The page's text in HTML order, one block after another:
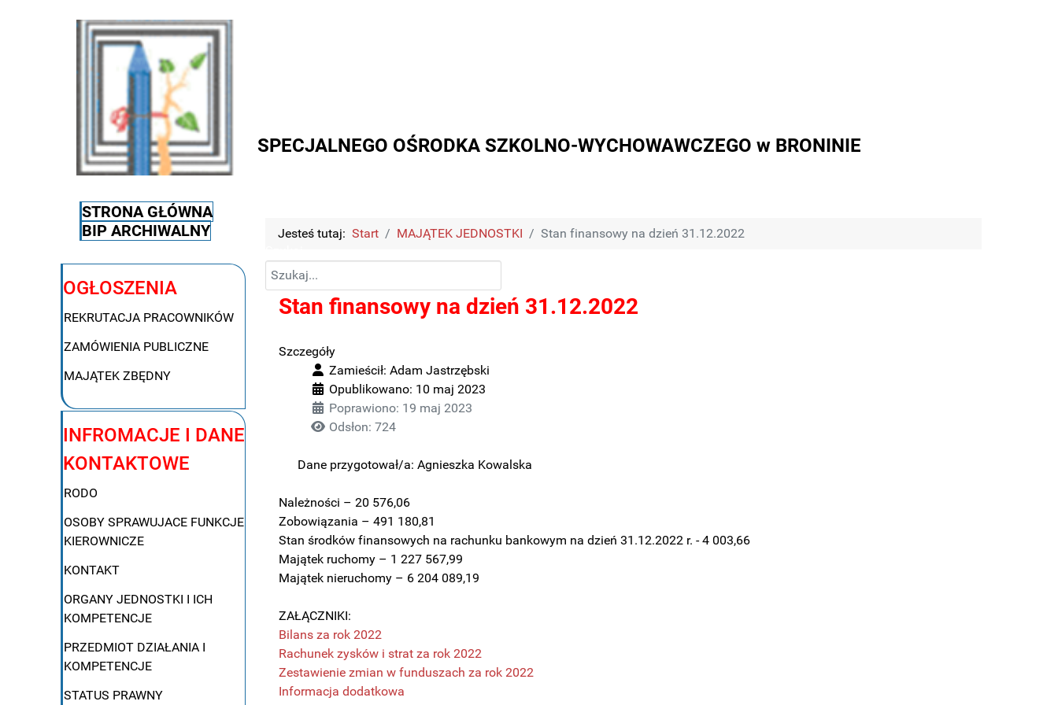
SPECJALNEGO OŚRODKA SZKOLNO-WYCHOWAWCZEGO w BRONINIE
STRONA GŁÓWNA
BIP ARCHIWALNY
OGŁOSZENIA
REKRUTACJA PRACOWNIKÓW
ZAMÓWIENIA PUBLICZNE
MAJĄTEK ZBĘDNY
INFROMACJE I DANE
KONTAKTOWE
RODO
OSOBY SPRAWUJACE FUNKCJE
KIEROWNICZE
KONTAKT
ORGANY JEDNOSTKI I ICH
KOMPETENCJE
PRZEDMIOT DZIAŁANIA I
KOMPETENCJE
STATUS PRAWNY
Jesteś tutaj: Start MAJĄTEK JEDNOSTKI
Stan finansowy na dzień 31.12.2022
Stan finansowy na dzień 31.12.2022
Szczegóły
Zamieścił: Adam Jastrzębski
Opublikowano: 10 maj 2023
Poprawiono: 19 maj 2023
Odsłon: 724
Dane przygotował/a: Agnieszka Kowalska
Należności – 20 576,06
Zobowiązania – 491 180,81
Stan środków finansowych na rachunku bankowym na dzień 31.12.2022 r. - 4 003,66
Majątek ruchomy – 1 227 567,99
Majątek nieruchomy – 6 204 089,19
ZAŁĄCZNIKI:
Bilans za rok 2022
Rachunek zysków i strat za rok 2022
Zestawienie zmian w funduszach za rok 2022
Informacja dodatkowa